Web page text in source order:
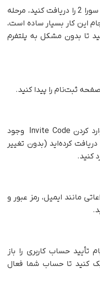
بعد از اینکه موفق شدید کد دعوت سورا 2 را دریافت کنید، مرحله
این کار بسیار ساده است،
تا بدون مشکل به پلتفرم
در فرم ثبت‌نام بخشی مخصوص وارد کردن Invite Code وجود
کرده‌اید (بدون تغییر
کنید.
مانند ایمیل، رمز عبور و
حساب کاربری را باز
کنید تا حساب شما فعال